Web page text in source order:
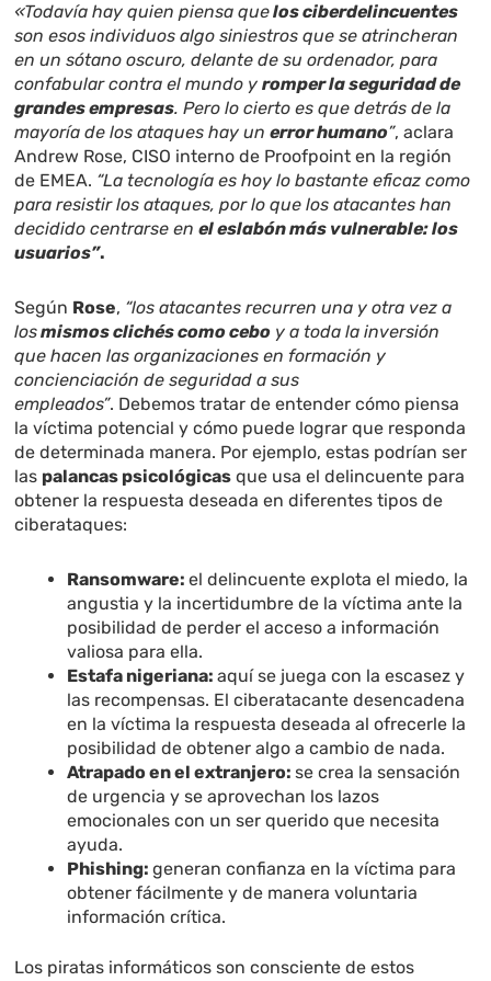
«Todavía hay quien piensa quelos ciberdelincuentes
son esos individuos algo siniestros que se atrincheran
en un sótano oscuro, delante de su ordenador, para
confabular contra el mundo yromper la seguridad de
grandes empresas. Pero lo cierto es que detrás de la
mayoría de los ataques hay unerror humano”, aclara
Andrew Rose, CISO interno de Proofpoint en la región
de EMEA. “La tecnología es hoy lo bastante eficaz como
para resistir los ataques, por lo que los atacantes han
decidido centrarse enel eslabón más vulnerable: los
usuarios”.
Según Rose, “los atacantes recurren una y otra vez a
losmismos clichés como cebo y a toda la inversión
que hacen las organizaciones en formación y
concienciación de seguridad a sus
empleados”. Debemos tratar de entender cómo piensa
la víctima potencial y cómo puede lograr que responda
de determinada manera. Por ejemplo, estas podrían ser
las palancas psicológicas que usa el delincuente para
obtener la respuesta deseada en diferentes tipos de
ciberataques:
Ransomware:el delincuente explota el miedo, la
angustia y la incertidumbre de la víctima ante la
posibilidad de perder el acceso a información
valiosa para ella.
Estafa nigeriana:aquí se juega con la escasez y
las recompensas. El ciberatacante desencadena
en la víctima la respuesta deseada al ofrecerle la
posibilidad de obtener algo a cambio de nada.
Atrapado en el extranjero:se crea la sensación
de urgencia y se aprovechan los lazos
emocionales con un ser querido que necesita
ayuda.
Phishing:generan confianza en la víctima para
obtener fácilmente y de manera voluntaria
información crítica.
Los piratas informáticos son consciente de estos